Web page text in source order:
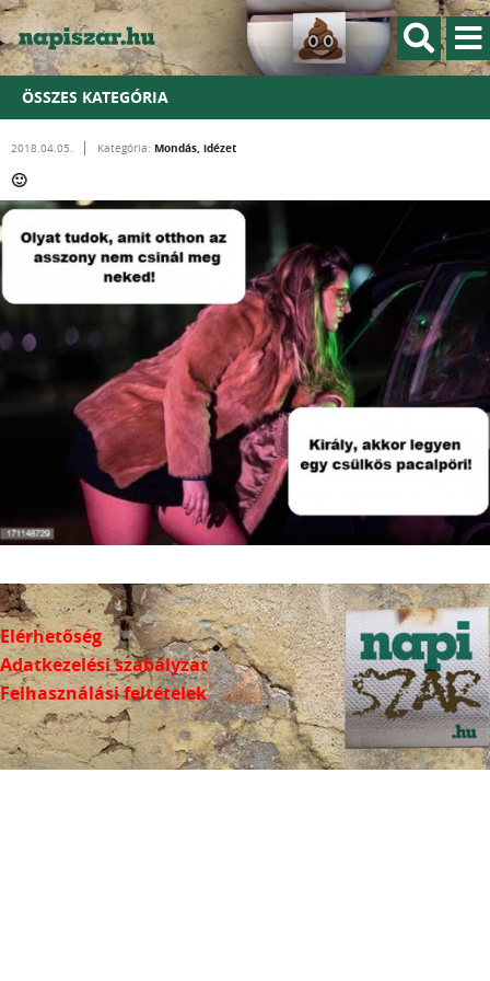
ÖSSZES KATEGÓRIA
2018.04.05. Kategória: Mondás, idézet
🙂
Elérhetőség
Adatkezelési szabályzat
Felhasználási feltételek